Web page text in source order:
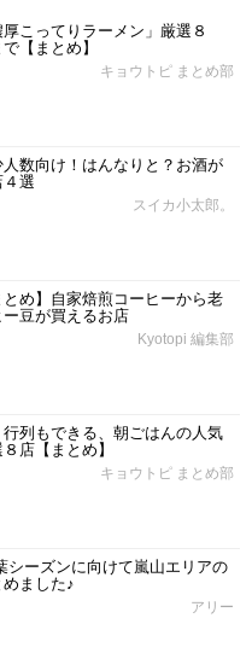
こってりラーメン」厳選８
【まとめ】
キョウトピ まとめ部
人数向け！はんなりと？お酒が
選
スイカ小太郎。
とめ】自家焙煎コーヒーから老
豆が買えるお店
Kyotopi 編集部
列もできる、朝ごはんの人気
店【まとめ】
キョウトピ まとめ部
シーズンに向けて嵐山エリアの
ました♪
アリー